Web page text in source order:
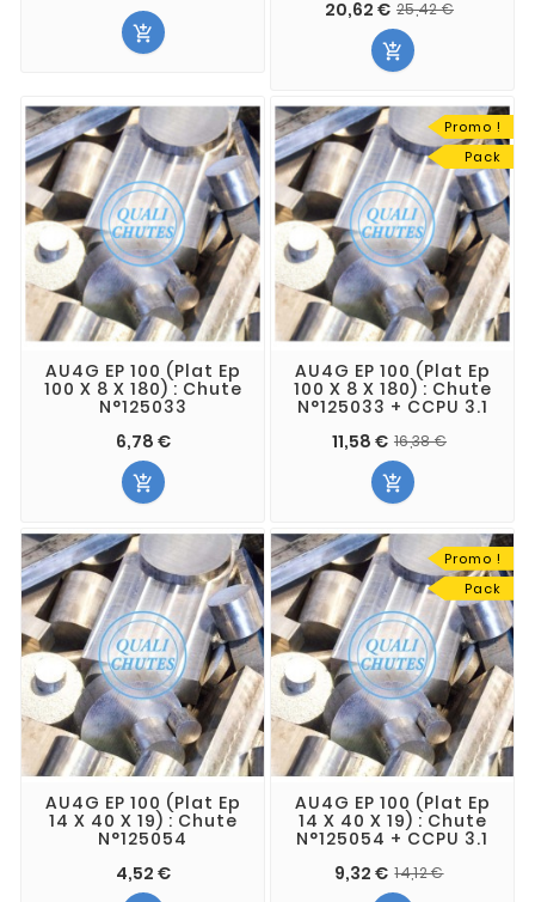

20,62 € 25,42 €

AU4G EP 100 (Plat Ep
100 X 8 X 180) : Chute
N°125033
6,78 €

Promo !
Pack
AU4G EP 100 (Plat Ep
100 X 8 X 180) : Chute
N°125033 + CCPU 3.1
11,58 € 16,38 €

AU4G EP 100 (Plat Ep
14 X 40 X 19) : Chute
N°125054
4,52 €
Promo !
Pack
AU4G EP 100 (Plat Ep
14 X 40 X 19) : Chute
N°125054 + CCPU 3.1
9,32 € 14,12 €